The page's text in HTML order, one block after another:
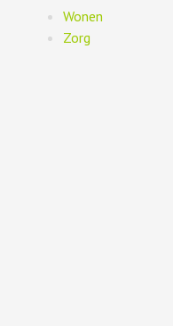
Wonen
Zorg